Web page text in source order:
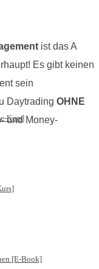
Kurs]
[E-Book]
ist das A
Es gibt keinen
sein
Daytrading OHNE
und Money-